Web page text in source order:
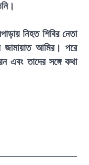
নিহত শিবির নেতা
জামায়াত আমির। পরে
এবং তাদের সঙ্গে কথা